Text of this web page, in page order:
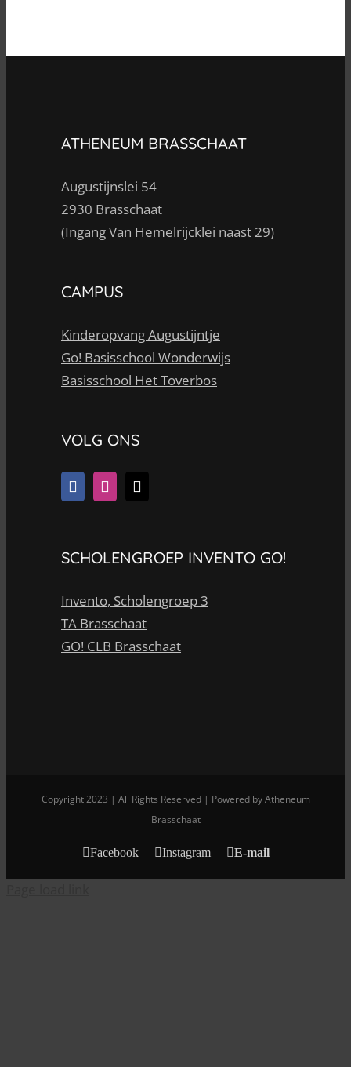
ATHENEUM BRASSCHAAT
Augustijnslei 54
2930 Brasschaat
(Ingang Van Hemelrijcklei naast 29)
CAMPUS
Kinderopvang Augustijntje
Go! Basisschool Wonderwijs
Basisschool Het Toverbos
VOLG ONS
SCHOLENGROEP INVENTO GO!
Invento, Scholengroep 3
TA Brasschaat
GO! CLB Brasschaat
Copyright 2023 | All Rights Reserved | Powered by Atheneum
Brasschaat
Facebook Instagram E-mail